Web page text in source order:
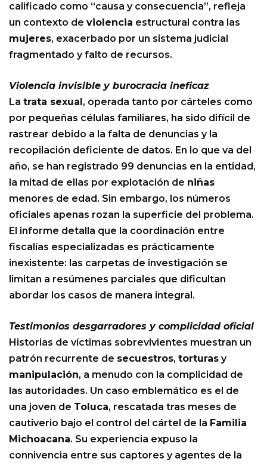
calificado como “causa y consecuencia”, refleja
un contexto de violencia estructural contra las
mujeres, exacerbado por un sistema judicial
fragmentado y falto de recursos.
Violencia invisible y burocracia ineficaz
La trata sexual, operada tanto por cárteles como
por pequeñas células familiares, ha sido difícil de
rastrear debido a la falta de denuncias y la
recopilación deficiente de datos. En lo que va del
año, se han registrado 99 denuncias en la entidad,
la mitad de ellas por explotación de niñas
menores de edad. Sin embargo, los números
oficiales apenas rozan la superficie del problema.
El informe detalla que la coordinación entre
fiscalías especializadas es prácticamente
inexistente: las carpetas de investigación se
limitan a resúmenes parciales que dificultan
abordar los casos de manera integral.
Testimonios desgarradores y complicidad oficial
Historias de víctimas sobrevivientes muestran un
patrón recurrente de secuestros, torturas y
manipulación, a menudo con la complicidad de
las autoridades. Un caso emblemático es el de
una joven de Toluca, rescatada tras meses de
cautiverio bajo el control del cártel de la Familia
Michoacana. Su experiencia expuso la
connivencia entre sus captores y agentes de la